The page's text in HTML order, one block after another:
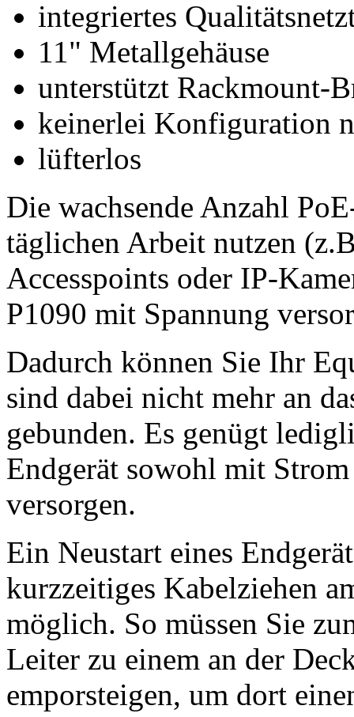
integriertes
11" Metallgehäuse
unterstützt Rackmount-
keinerlei Konfiguration
lüfterlos
Die wachsende Anzahl
täglichen Arbeit nutzen
Accesspoints oder IP-
P1090 mit Spannung
Dadurch können Sie Ihr
sind dabei nicht mehr an
gebunden. Es genügt
Endgerät sowohl mit
versorgen.
Ein Neustart eines
kurzzeitiges Kabelziehen
möglich. So müssen Sie
Leiter zu einem an der
emporsteigen, um dort